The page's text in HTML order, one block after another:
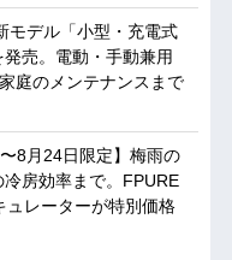
モデル「小型・充電式
売。電動・手動兼用
庭のメンテナンスまで
8月24日限定】梅雨の
房効率まで。FPURE
ュレーターが特別価格